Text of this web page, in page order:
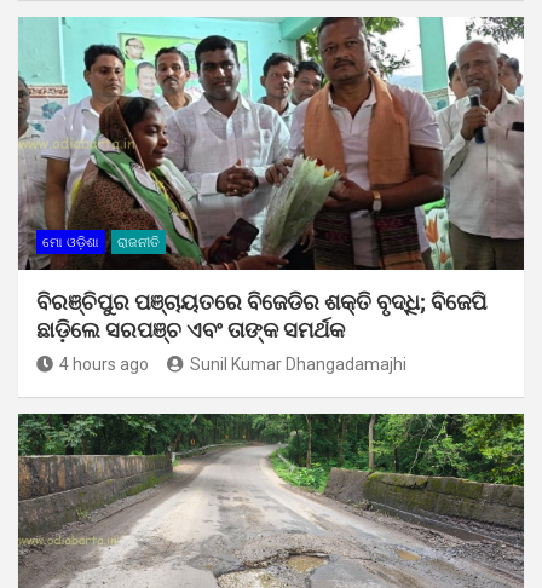
ମୋ ଓଡ଼ିଶା ରାଜନୀତି
ବିରଞ୍ଚିପୁର ପଞ୍ଚାୟତରେ ବିଜେଡିର ଶକ୍ତି ବୃଦ୍ଧି; ବିଜେପି
ଛାଡ଼ିଲେ ସରପଞ୍ଚ ଏବଂ ତାଙ୍କ ସମର୍ଥକ
4 hours ago Sunil Kumar Dhangadamajhi